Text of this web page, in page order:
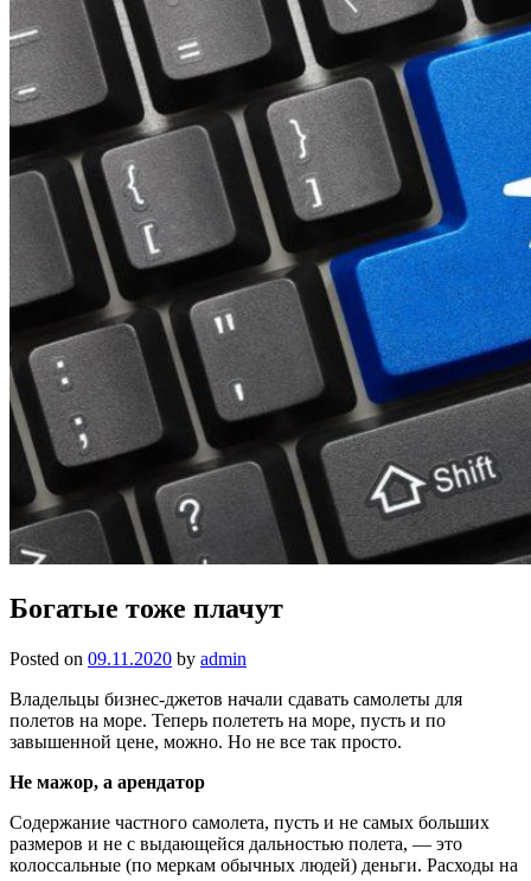
Богатые тоже плачут
Posted on 09.11.2020 by admin
Владельцы бизнес-джетов начали сдавать самолеты для
полетов на море. Теперь полететь на море, пусть и по
завышенной цене, можно. Но не все так просто.
Не мажор, а арендатор
Содержание частного самолета, пусть и не самых больших
размеров и не с выдающейся дальностью полета, — это
колоссальные (по меркам обычных людей) деньги. Расходы на